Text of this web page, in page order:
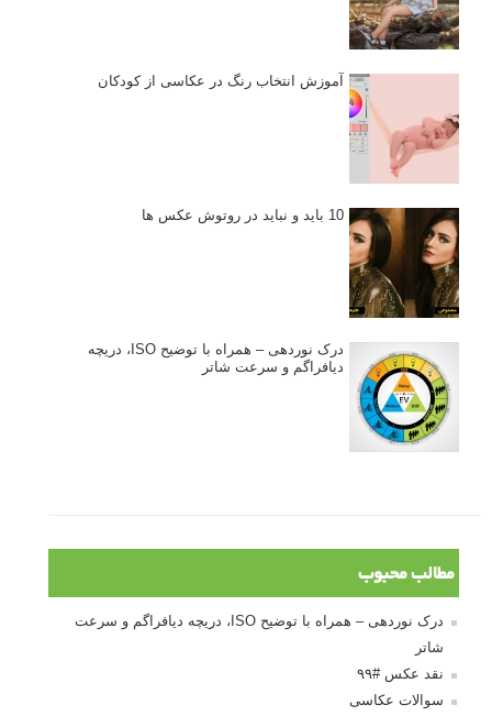
آموزش انتخاب رنگ در عکاسی از کودکان
10 باید و نباید در روتوش عکس ها
درک نوردهی – همراه با توضیح ISO، دریچه
دیافراگم و سرعت شاتر
مطالب محبوب
درک نوردهی – همراه با توضیح ISO، دریچه دیافراگم و سرعت
شاتر
نقد عکس #۹۹
سوالات عکاسی